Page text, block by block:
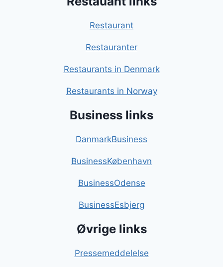
Restaurant
Restauranter
Restaurants in Denmark
Restaurants in Norway
Business links
DanmarkBusiness
BusinessKøbenhavn
BusinessOdense
BusinessEsbjerg
Øvrige links
Pressemeddelelse